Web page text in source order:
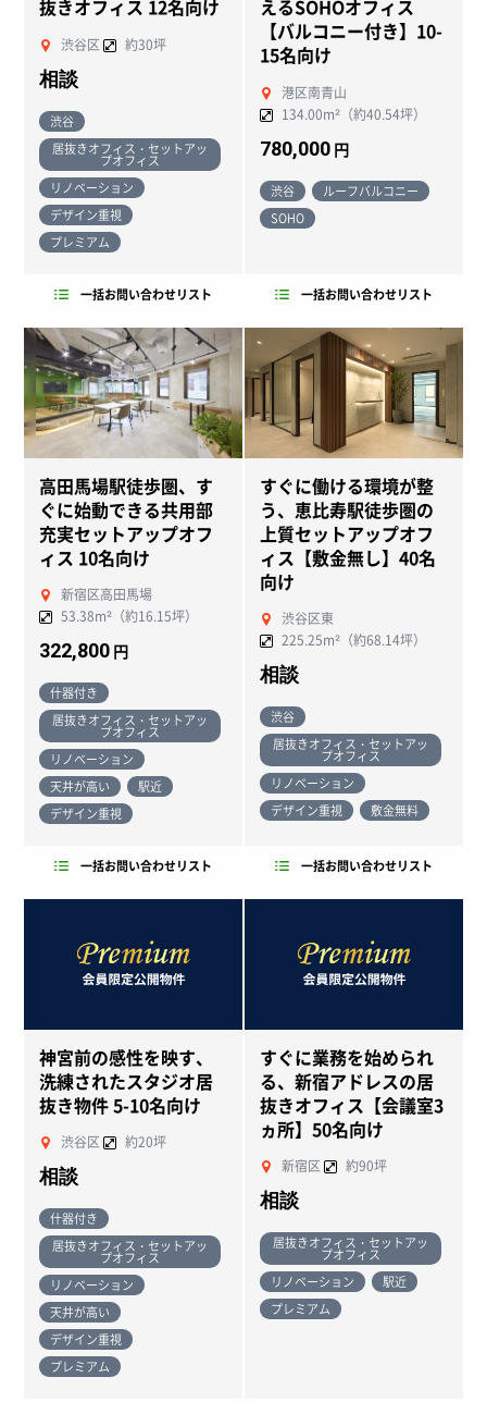
抜きオフィス 12名向け
渋谷区 約30坪
相談
渋谷
居抜きオフィス・セットアッ
プオフィス
リノベーション
デザイン重視
プレミアム
一括お問い合わせリスト
NEW
えるSOHOオフィス
【バルコニー付き】10-
15名向け
港区南青山
134.00m²（約40.54坪）
780,000 円
渋谷
ルーフバルコニー
SOHO
一括お問い合わせリスト
NEW
高田馬場駅徒歩圏、す
ぐに始動できる共用部
充実セットアップオフ
ィス 10名向け
新宿区高田馬場
53.38m²（約16.15坪）
322,800 円
什器付き
居抜きオフィス・セットアッ
プオフィス
リノベーション
天井が高い
駅近
デザイン重視
一括お問い合わせリスト
NEW
すぐに働ける環境が整
う、恵比寿駅徒歩圏の
上質セットアップオフ
ィス【敷金無し】40名
向け
渋谷区東
225.25m²（約68.14坪）
相談
渋谷
居抜きオフィス・セットアッ
プオフィス
リノベーション
デザイン重視
敷金無料
一括お問い合わせリスト
NEW
神宮前の感性を映す、
洗練されたスタジオ居
抜き物件 5-10名向け
渋谷区 約20坪
相談
什器付き
居抜きオフィス・セットアッ
プオフィス
リノベーション
天井が高い
デザイン重視
プレミアム
NEW
すぐに業務を始められ
る、新宿アドレスの居
抜きオフィス【会議室3
ヵ所】50名向け
新宿区 約90坪
相談
居抜きオフィス・セットアッ
プオフィス
リノベーション
駅近
プレミアム